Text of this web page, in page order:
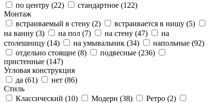
по центру (22) стандартное (122)
Монтаж
встраиваемый в стену (2) встраивается в нишу (5)
на ванну (3) на пол (7) на стену (47)
на
столешницу (14) на умывальник (34) напольные (92)
отдельно стоящие (8) подвесные (236)
пристенные (147)
Угловая конструкция
да (61) нет (86)
Стиль
Классический (10) Модерн (38) Ретро (2)